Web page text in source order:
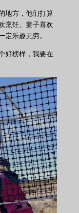
地方，他们打算
烹饪、妻子喜欢
定乐趣无穷。
好榜样，我要在